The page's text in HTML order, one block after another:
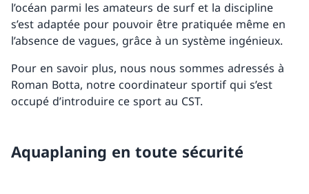
l’océan parmi les amateurs de surf et la discipline
s’est adaptée pour pouvoir être pratiquée même en
l’absence de vagues, grâce à un système ingénieux.
Pour en savoir plus, nous nous sommes adressés à
Roman Botta, notre coordinateur sportif qui s’est
occupé d’introduire ce sport au CST.
Aquaplaning en toute sécurité